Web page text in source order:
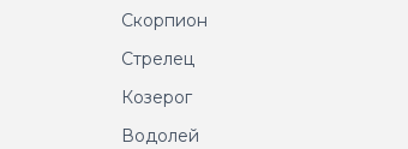
Скорпион
Стрелец
Козерог
Водолей